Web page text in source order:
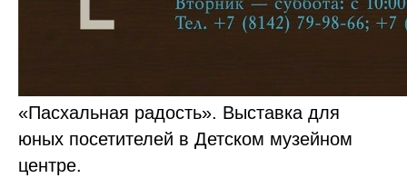
«Пасхальная радость». Выставка для
юных посетителей в Детском музейном
центре.